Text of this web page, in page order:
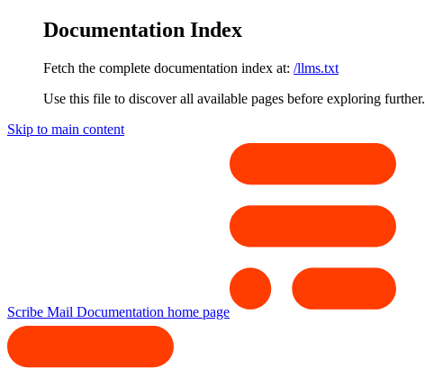
Documentation Index
Fetch the complete documentation index at: /llms.txt
Use this file to discover all available pages before exploring further.
Skip to main content
Scribe Mail Documentation home page